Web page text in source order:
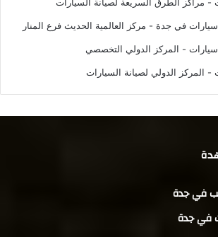
في جدة - مركز العالمية الحديث فرع المنار
- المركز الدولي التخصصي
- المركز الدولي لصيانة السيارات
في جدة
في جدة